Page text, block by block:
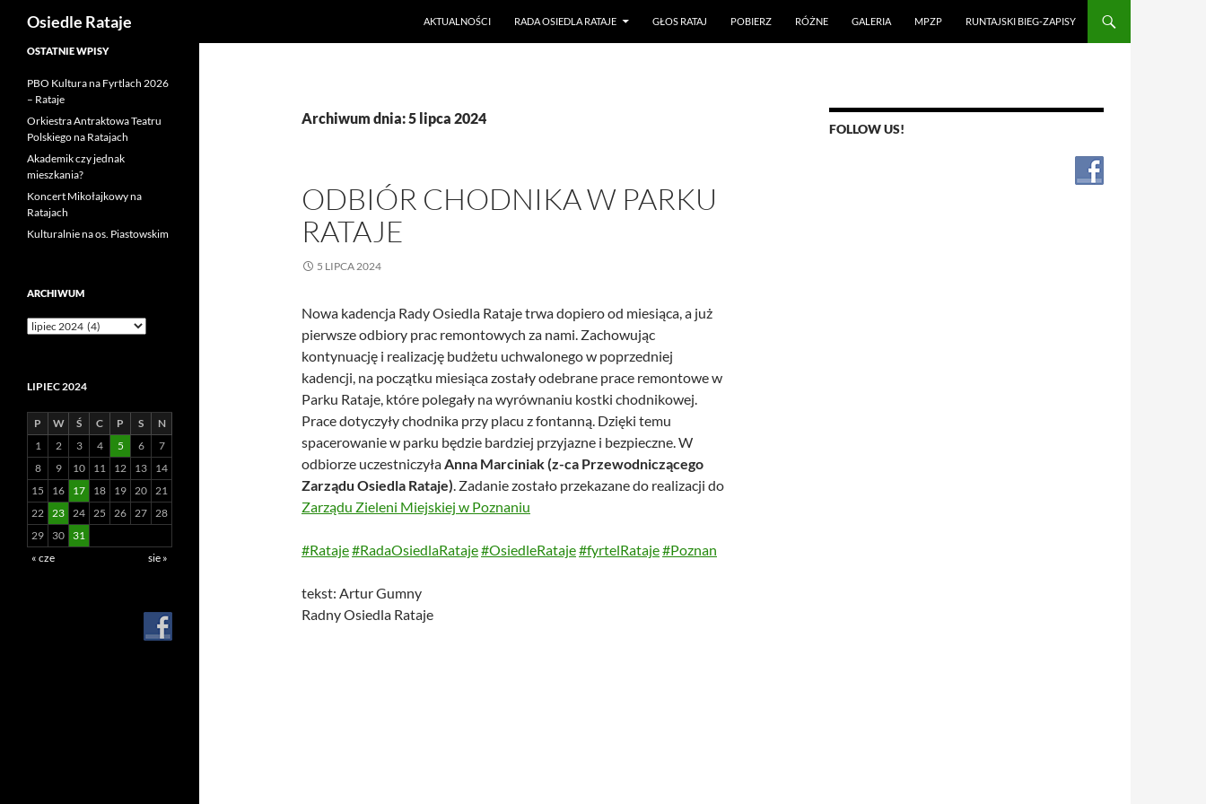
Przejdź
treści
Osiedle Rataje AKTUALNOŚCI RADA OSIEDLA RATAJE GŁOS RATAJ POBIERZ RÓŻNE GALERIA MPZP RUNTAJSKI BIEG-ZAPISY
Archiwum dnia: 5 lipca 2024
ODBIÓR CHODNIKA W PARKU
RATAJE
5 LIPCA 2024
Nowa kadencja Rady Osiedla Rataje trwa dopiero od miesiąca, a już
pierwsze odbiory prac remontowych za nami. Zachowując
kontynuację i realizację budżetu uchwalonego w poprzedniej
kadencji, na początku miesiąca zostały odebrane prace remontowe w
Parku Rataje, które polegały na wyrównaniu kostki chodnikowej.
Prace dotyczyły chodnika przy placu z fontanną. Dzięki temu
spacerowanie w parku będzie bardziej przyjazne i bezpieczne. W
odbiorze uczestniczyłaAnna Marciniak (z-ca Przewodniczącego
Zarządu Osiedla Rataje). Zadanie zostało przekazane do realizacji do
Zarządu Zieleni Miejskiej w Poznaniu
#Rataje#RadaOsiedlaRataje#OsiedleRataje#fyrtelRataje#Poznan
tekst: Artur Gumny
Radny Osiedla Rataje
FOLLOW US!
OSTATNIE WPISY
PBO Kultura na Fyrtlach 2026
– Rataje
Orkiestra Antraktowa Teatru
Polskiego na Ratajach
Akademik czy jednak
mieszkania?
Koncert Mikołajkowy na
Ratajach
Kulturalnie na os. Piastowskim
ARCHIWUM
Archiwum
LIPIEC 2024
P W Ś C P S
N
1
2 3 4 5 6
7
8
9 10 11 12 13
14
15
16 17 18 19 20 21
22 23 24 25 26 27 28
29
30
31
« cze
sie »